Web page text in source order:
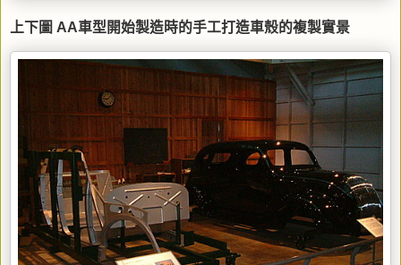
上下圖 AA車型開始製造時的手工打造車殼的複製實景